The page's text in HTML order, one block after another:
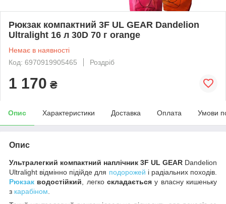
Рюкзак компактний 3F UL GEAR Dandelion
Ultralight 16 л 30D 70 г orange
Немає в наявності
Код: 6970919905465
Роздріб
1 170 ₴
Опис Характеристики Доставка Оплата Умови
Опис
Ультралегкий компактний наплічник 3F UL GEAR Dandelion
Ultralight відмінно підійде для подорожей і радіальних походів.
Рюкзак водостійкий , легкоскладаєтьсяу власну кишеньку
з карабіном